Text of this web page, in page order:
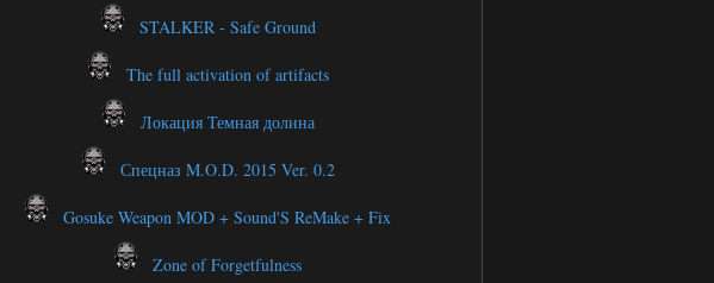
STALKER - Safe Ground
The full activation of artifacts
Локация Темная долина
Спецназ M.O.D. 2015 Ver. 0.2
Gosuke Weapon MOD + Sound'S ReMake + Fix
Zone of Forgetfulness